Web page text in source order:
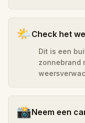
🌤️Check het
Dit is een
zonnebrand
📸Neem een